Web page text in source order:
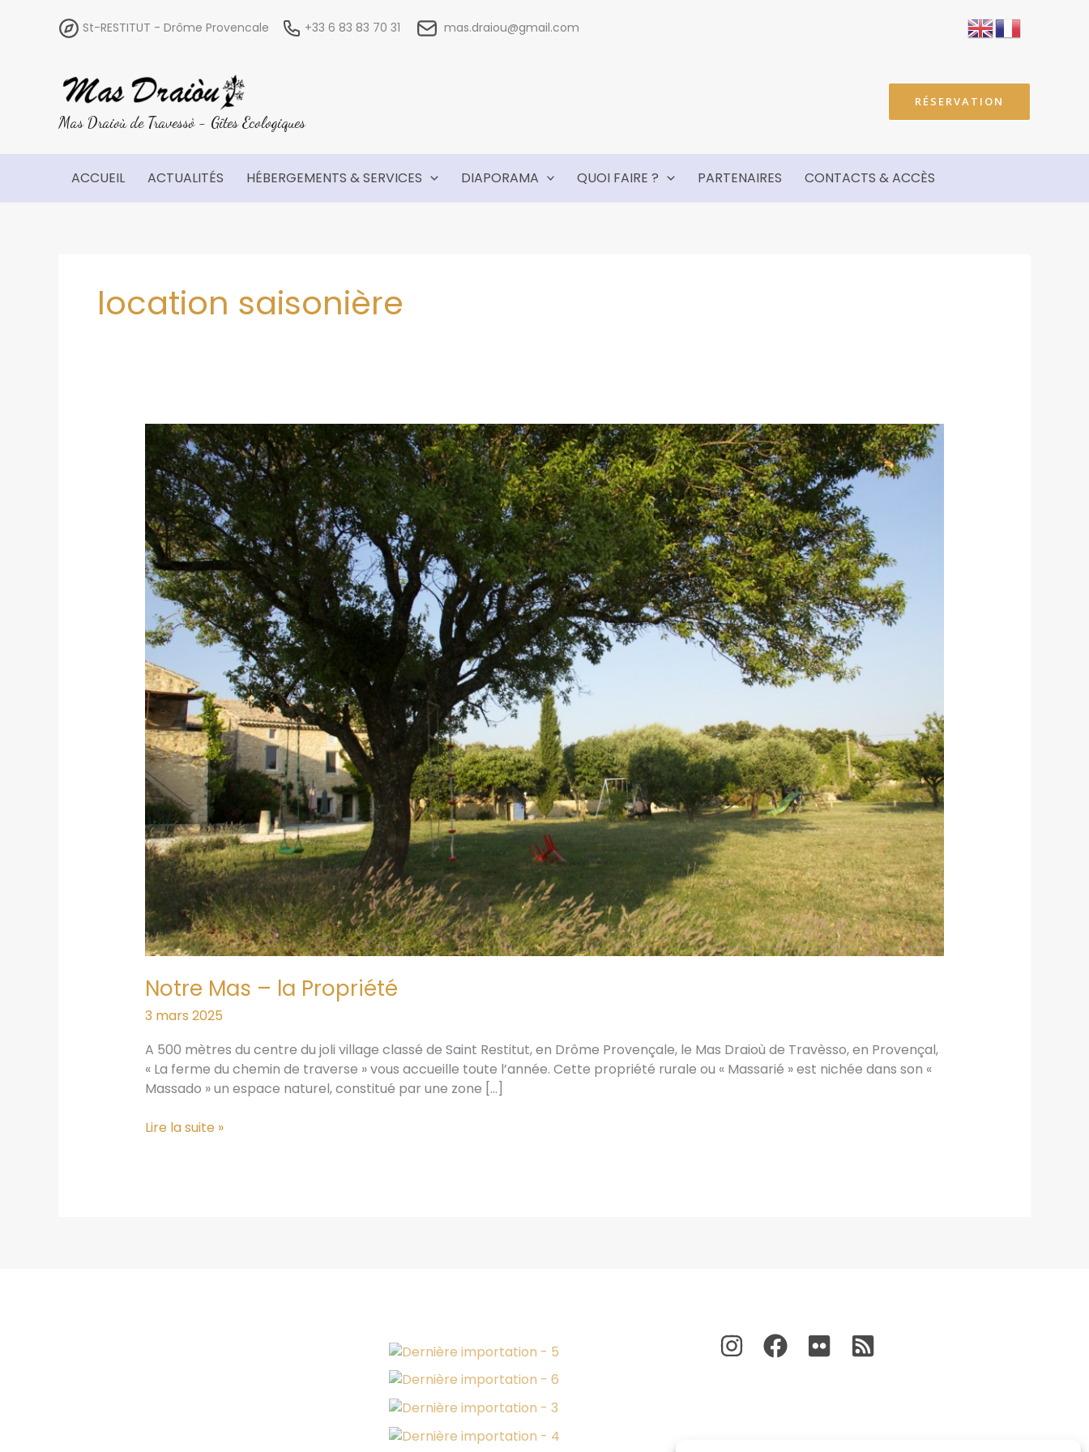
St-RESTITUT - Drôme Provencale +33 6 83 83 70 31 mas.draiou@gmail.com
Mas Draioù de Travessò - Gîtes Ecologiques
RÉSERVATION
ACCUEIL ACTUALITÉS HÉBERGEMENTS & SERVICES DIAPORAMA QUOI FAIRE ? PARTENAIRES CONTACTS & ACCÈS
location saisonière
Notre Mas – la Propriété
3 mars 2025
A 500 mètres du centre du joli village classé de Saint Restitut, en Drôme Provençale, le Mas Draioù de Travèsso, en Provençal,
« La ferme du chemin de traverse » vous accueille toute l’année. Cette propriété rurale ou « Massarié » est nichée dans son «
Massado » un espace naturel, constitué par une zone […]
Notre
Lire la suite »